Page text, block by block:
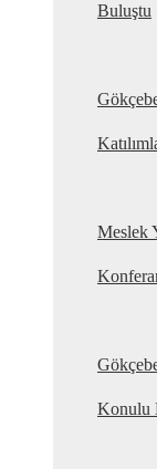
Buluştu
Meslek
Konulu